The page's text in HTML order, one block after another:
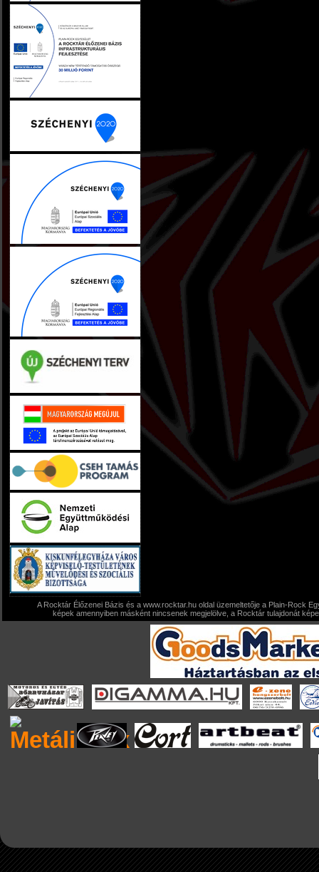
A Rocktár Élőzenei Bázis és a www.rocktar.hu oldal üzemeltetője a Plain-Rock
képek amennyiben másként nincsenek megjelölve, a Rocktár tulajdonát